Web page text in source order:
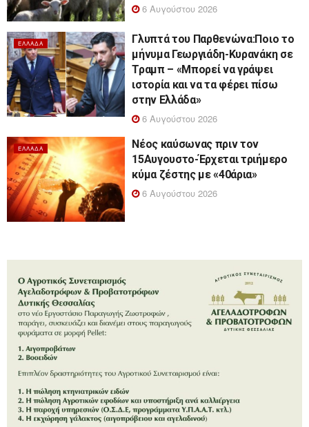
6 Αυγούστου 2026
ΕΛΛΆΔΑ
Γλυπτά του Παρθενώνα:Ποιο το
μήνυμα Γεωργιάδη-Κυρανάκη σε
Τραμπ – «Μπορεί να γράψει
ιστορία και να τα φέρει πίσω
στην Ελλάδα»
6 Αυγούστου 2026
ΕΛΛΆΔΑ
Νέος καύσωνας πριν τον
15Αυγουστο-Έρχεται τριήμερο
κύμα ζέστης με «40άρια»
6 Αυγούστου 2026